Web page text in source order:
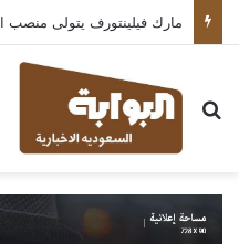
بحث عن